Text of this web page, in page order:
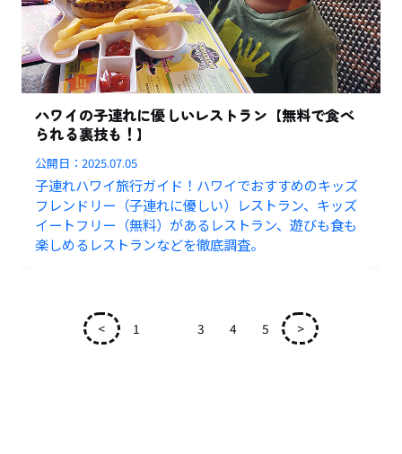
ハワイの子連れに優しいレストラン【無料で食べ
られる裏技も！】
公開日：2025.07.05
子連れハワイ旅行ガイド！ハワイでおすすめのキッズ
フレンドリー（子連れに優しい）レストラン、キッズ
イートフリー（無料）があるレストラン、遊びも食も
楽しめるレストランなどを徹底調査。
< 1 3 4 5 >